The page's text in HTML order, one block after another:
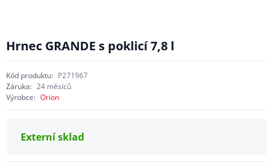
Hrnec GRANDE s poklicí 7,8 l
Kód produktu: P271967
Záruka: 24 měsíců
Výrobce: Orion
Externí sklad